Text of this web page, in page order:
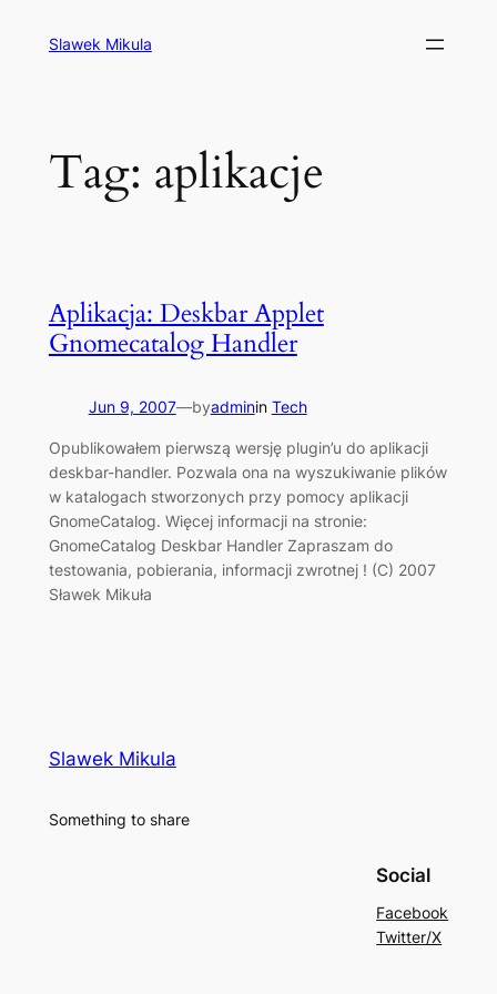
Slawek Mikula
Tag: aplikacje
Aplikacja: Deskbar Applet
Gnomecatalog Handler
Jun 9, 2007—byadminin Tech
Opublikowałem pierwszą wersję plugin’u do aplikacji
deskbar-handler. Pozwala ona na wyszukiwanie plików
w katalogach stworzonych przy pomocy aplikacji
GnomeCatalog. Więcej informacji na stronie:
GnomeCatalog Deskbar Handler Zapraszam do
testowania, pobierania, informacji zwrotnej ! (C) 2007
Sławek Mikuła
Slawek Mikula
Something to share
Social
Facebook
Twitter/X